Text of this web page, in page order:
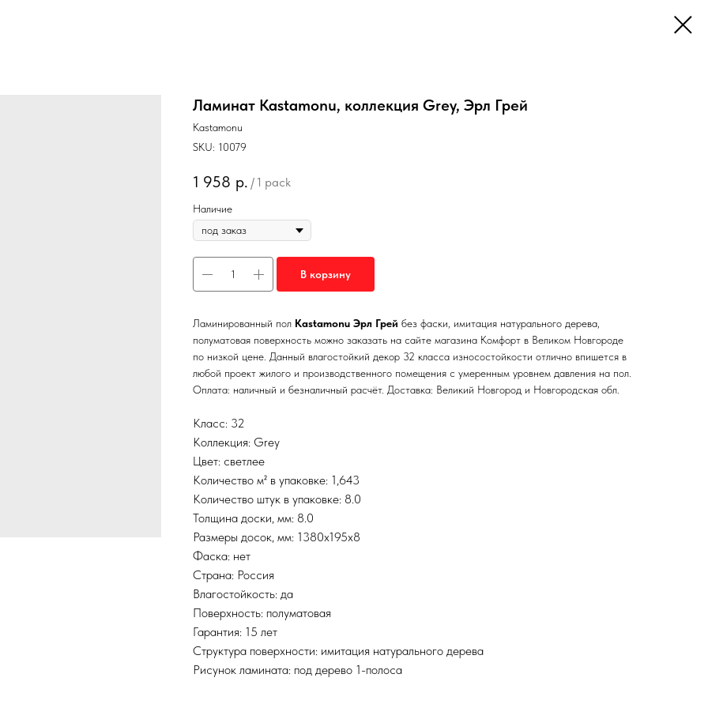
Ламинат Kastamonu, коллекция Grey, Эрл Грей
Kastamonu
SKU: 10079
1 958 р. / 1 pack
Наличие
В корзину
Ламинированный пол Kastamonu Эрл Грей без фаски, имитация натурального дерева,
полуматовая поверхность можно заказать на сайте магазина Комфорт в Великом Новгороде
по низкой цене. Данный влагостойкий декор 32 класса износостойкости отлично впишется в
любой проект жилого и производственного помещения с умеренным уровнем давления на пол.
Оплата: наличный и безналичный расчёт. Доставка: Великий Новгород и Новгородская обл.
Класс: 32
Коллекция: Grey
Цвет: светлее
Количество м² в упаковке: 1,643
Количество штук в упаковке: 8.0
Толщина доски, мм: 8.0
Размеры досок, мм: 1380x195x8
Фаска: нет
Страна: Россия
Влагостойкость: да
Поверхность: полуматовая
Гарантия: 15 лет
Структура поверхности: имитация натурального дерева
Рисунок ламината: под дерево 1-полоса